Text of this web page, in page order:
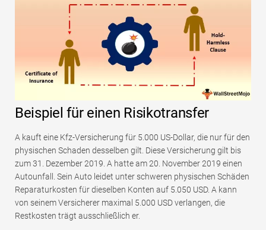
Beispiel für einen Risikotransfer
A kauft eine Kfz-Versicherung für 5.000 US-Dollar, die nur für den
physischen Schaden desselben gilt. Diese Versicherung gilt bis
zum 31. Dezember 2019. A hatte am 20. November 2019 einen
Autounfall. Sein Auto leidet unter schweren physischen Schäden
Reparaturkosten für dieselben Konten auf 5.050 USD. A kann
von seinem Versicherer maximal 5.000 USD verlangen, die
Restkosten trägt ausschließlich er.